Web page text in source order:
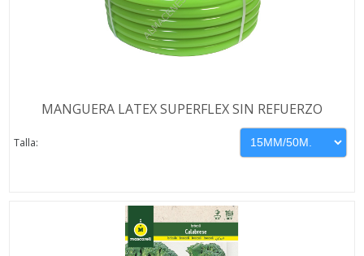
MANGUERA LATEX SUPERFLEX SIN REFUERZO
Talla: